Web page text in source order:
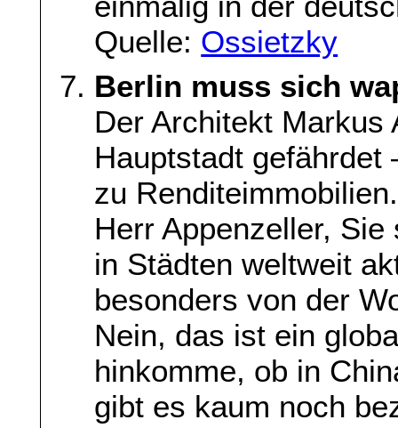
Quelle: Ossietzky
Berlin muss sich
Der Architekt Markus
Hauptstadt gefährdet
zu Renditeimmobilien.
Herr Appenzeller,
in Städten weltweit
besonders von der
Nein, das ist ein
hinkomme, ob in
gibt es kaum noch